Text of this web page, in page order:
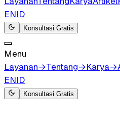
ENID
Konsultasi Gratis
Menu
Layanan→Tentang→Karya→
ENID
Konsultasi Gratis